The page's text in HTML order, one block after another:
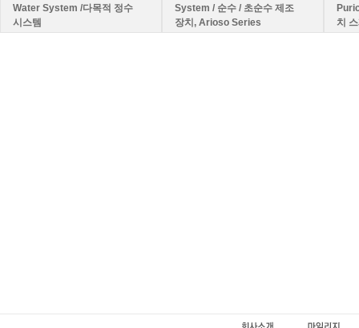
Water System /다목적 정수
시스템
System / 순수 / 초순수 제조
장치, Arioso Series
치